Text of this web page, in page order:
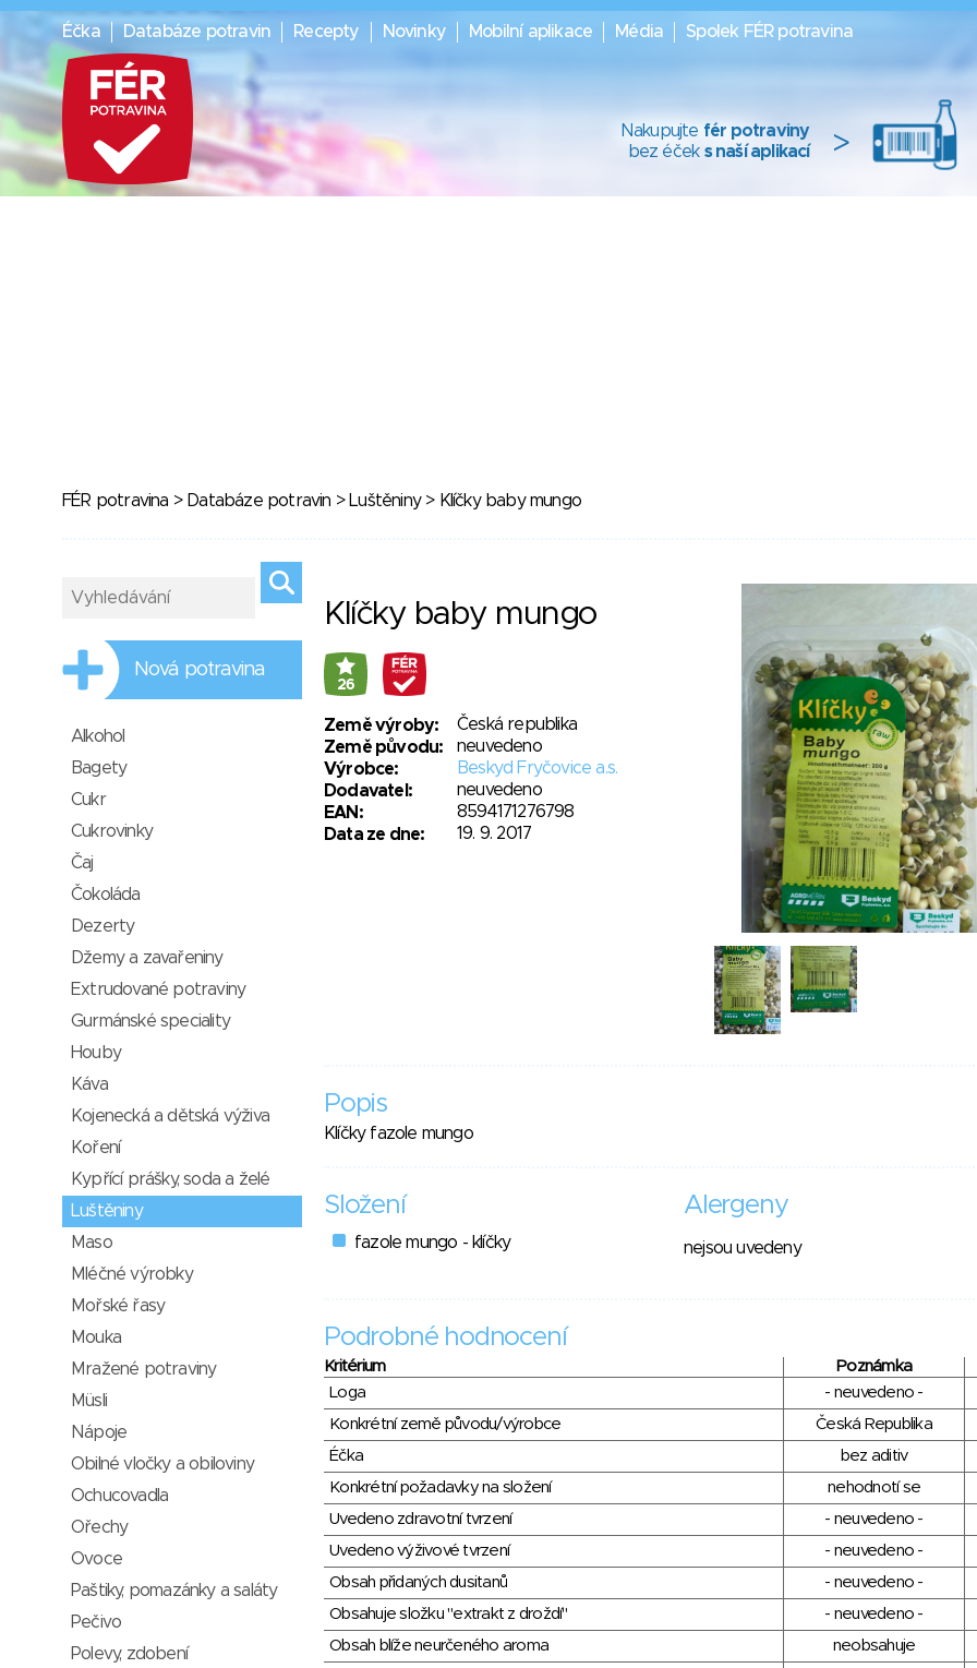
Éčka Databáze potravin Recepty Novinky Mobilní aplikace Média Spolek FÉR potravina
Nakupujte fér potraviny
bez éček s naší aplikací >
FÉR potravina > Databáze potravin > Luštěniny> Klíčky baby mungo
Klíčky baby mungo
26
Země výroby:
Česká republika
Země původu:
neuvedeno
Výrobce:
Beskyd Fryčovice a.s.
Dodavatel:
neuvedeno
EAN:
8594171276798
Data ze dne:
19. 9. 2017
Popis
Klíčky fazole mungo
Složení
fazole mungo - klíčky
Alergeny
nejsou uvedeny
Podrobné hodnocení
Kritérium Poznámka
Loga
- neuvedeno -
Konkrétní země původu/výrobce
Česká Republika
Éčka
bez aditiv
Konkrétní požadavky na složení
nehodnotí se
Uvedeno zdravotní tvrzení
- neuvedeno -
Uvedeno výživové tvrzení
- neuvedeno -
Obsah přidaných dusitanů
- neuvedeno -
Obsahuje složku "extrakt z droždí"
- neuvedeno -
Obsah blíže neurčeného aroma
neobsahuje
Nová potravina
Alkohol
Bagety
Cukr
Cukrovinky
Čaj
Čokoláda
Dezerty
Džemy a zavařeniny
Extrudované potraviny
Gurmánské speciality
Houby
Káva
Kojenecká a dětská výživa
Koření
Kypřící prášky, soda a želé
Luštěniny
Maso
Mléčné výrobky
Mořské řasy
Mouka
Mražené potraviny
Müsli
Nápoje
Obilné vločky a obiloviny
Ochucovadla
Ořechy
Ovoce
Paštiky, pomazánky a saláty
Pečivo
Polevy, zdobení